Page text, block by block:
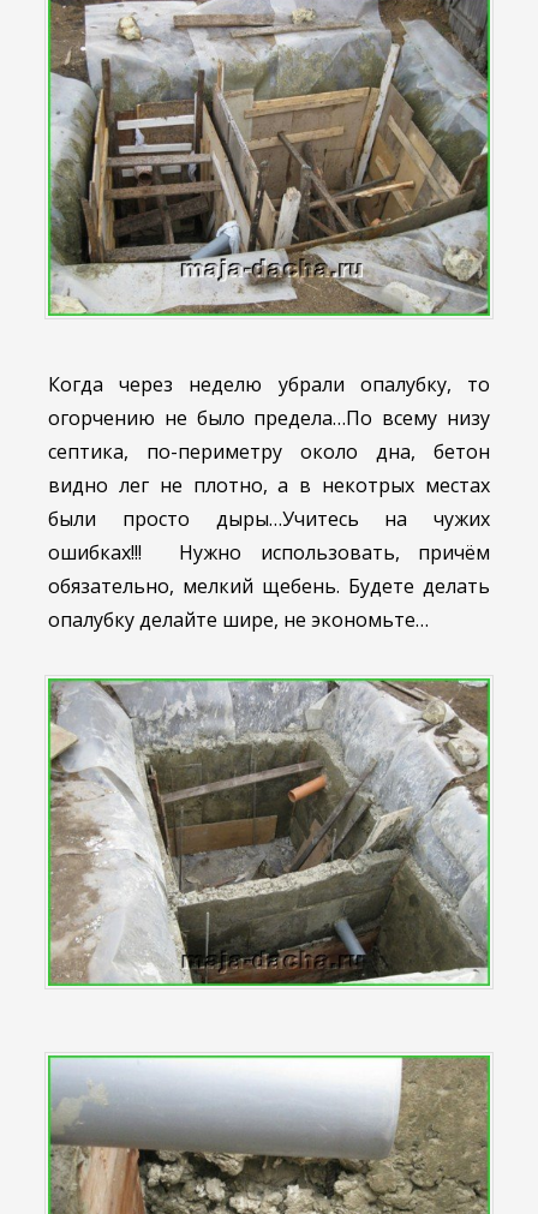
Когда через неделю убрали опалубку, то
огорчению не было предела…По всему низу
септика, по-периметру около дна, бетон
видно лег не плотно, а в некотрых местах
были просто дыры…Учитесь на чужих
ошибках!!! Нужно использовать, причём
обязательно, мелкий щебень. Будете делать
опалубку делайте шире, не экономьте…